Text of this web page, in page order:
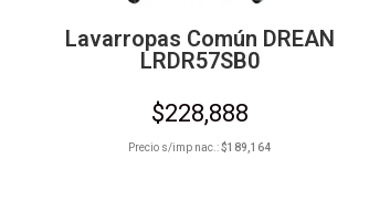
Lavarropas Común DREAN
LRDR57SB0
$228,888
Precio s/imp nac.:$189,164